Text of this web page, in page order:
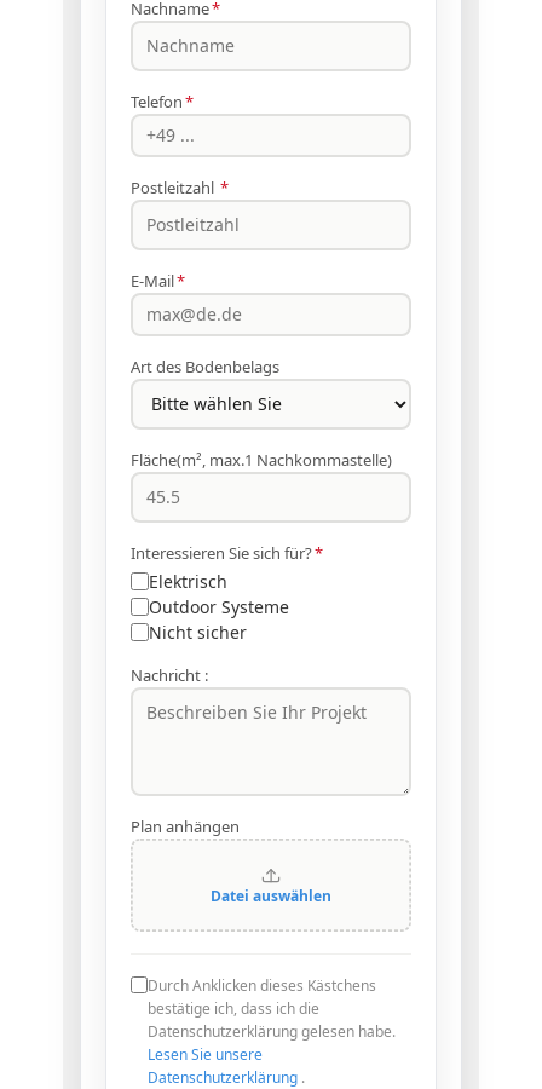
Nachname*
Telefon*
Postleitzahl *
E-Mail*
Art des Bodenbelags
Fläche(m², max.1 Nachkommastelle)
Interessieren Sie sich für?*
Elektrisch
Outdoor Systeme
Nicht sicher
Nachricht :
Plan anhängen
Datei auswählen
Durch Anklicken dieses Kästchens
bestätige ich, dass ich die
Datenschutzerklärung gelesen habe.
Lesen Sie unsere
Datenschutzerklärung .